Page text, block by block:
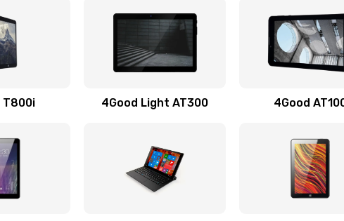
T800i 4Good Light AT300 4Good